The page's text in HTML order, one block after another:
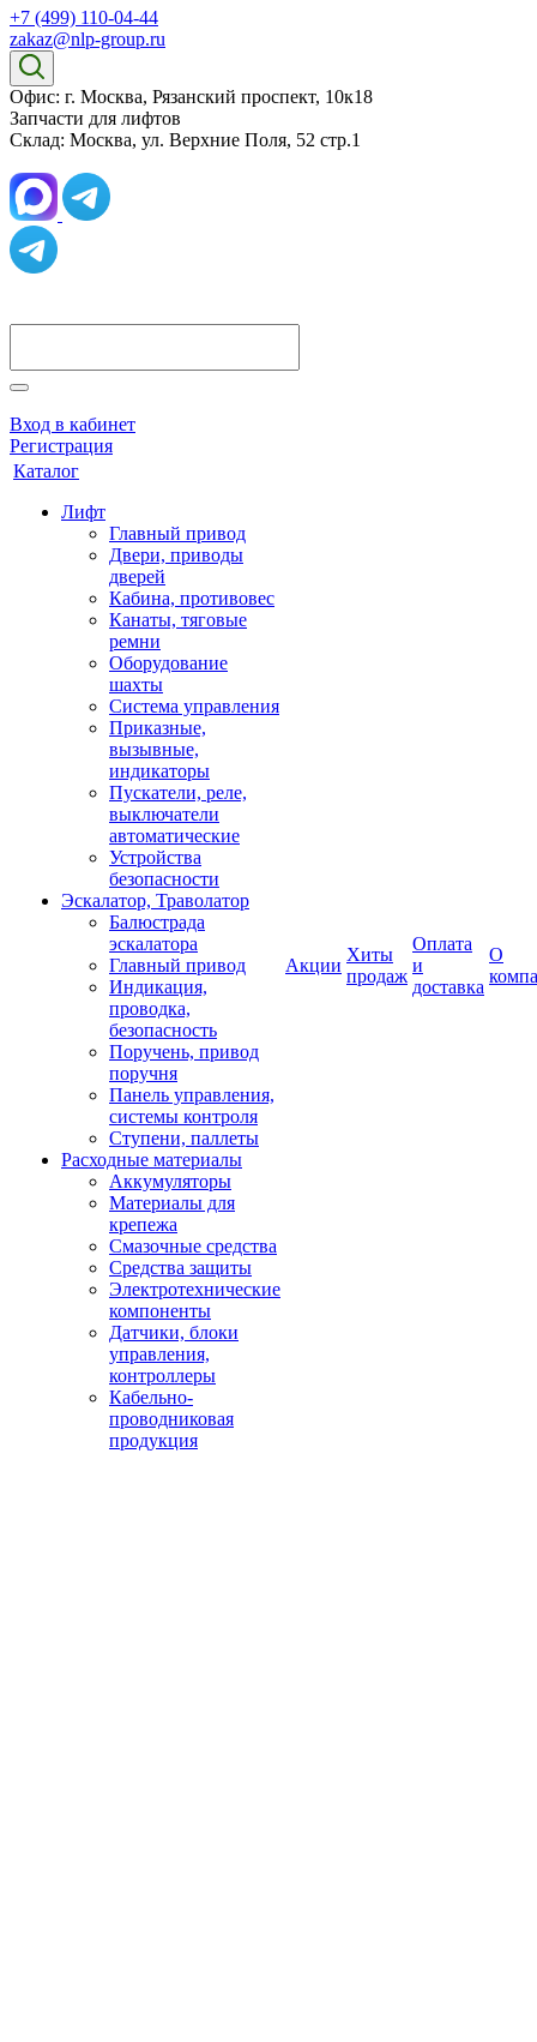
+7 (499) 110-04-44
zakaz@nlp-group.ru
Офис: г. Москва, Рязанский проспект, 10к18
Запчасти для лифтов
Склад: Москва, ул. Верхние Поля, 52 стр.1
Вход в кабинет
Регистрация
Каталог
Лифт
Главный привод
Двери, приводы
дверей
Кабина, противовес
Канаты, тяговые
ремни
Оборудование
шахты
Система управления
Приказные,
вызывные,
индикаторы
Пускатели, реле,
выключатели
автоматические
Устройства
безопасности
Эскалатор, Траволатор
Балюстрада
эскалатора
Главный привод
Индикация,
проводка,
безопасность
Поручень, привод
поручня
Панель управления,
системы контроля
Ступени, паллеты
Расходные материалы
Аккумуляторы
Материалы для
крепежа
Смазочные средства
Средства защиты
Электротехнические
компоненты
Датчики, блоки
управления,
контроллеры
Кабельно-
проводниковая
продукция
Акции
Хиты
продаж
Оплата
и
доставка
О